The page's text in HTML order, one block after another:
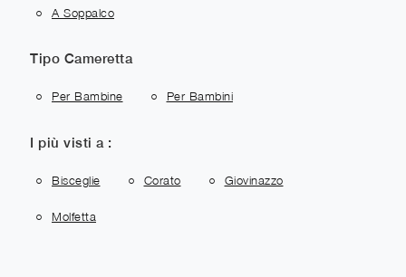
A Soppalco
Tipo Cameretta
Per Bambine Per Bambini
I più visti a :
Bisceglie Corato Giovinazzo
Molfetta